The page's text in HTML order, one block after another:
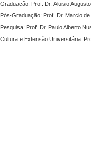
Graduação: Prof. Dr. Aluisio
Pós-Graduação: Prof. Dr. Marcio
Pesquisa: Prof. Dr. Paulo Alberto
Cultura e Extensão Universitária: